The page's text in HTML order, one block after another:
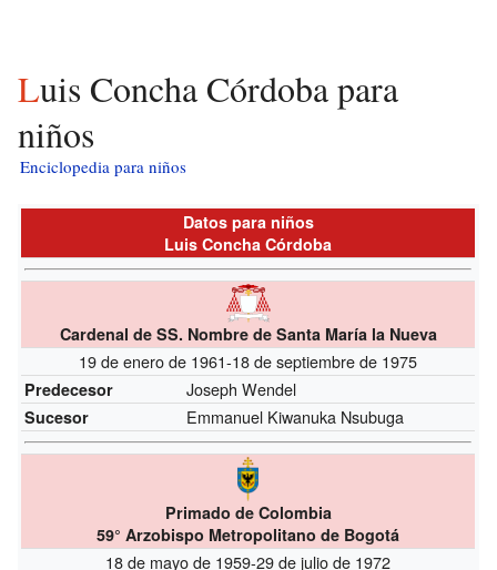
Luis Concha Córdoba para
niños
Enciclopedia para niños
Datos para niños
Luis Concha Córdoba
Cardenal de SS. Nombre de Santa María la Nueva
19 de enero de 1961-18 de septiembre de 1975
Predecesor Joseph Wendel
Sucesor Emmanuel Kiwanuka Nsubuga
Primado de Colombia
59° Arzobispo Metropolitano de Bogotá
18 de mayo de 1959-29 de julio de 1972